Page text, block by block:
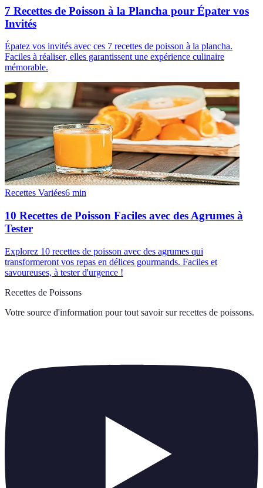
7 Recettes de Poisson à la Plancha pour Épater vos
Invités
Épatez vos invités avec ces 7 recettes de poisson à la plancha.
Faciles à réaliser, elles garantissent une expérience culinaire
mémorable.
Recettes Variées6 min
10 Recettes de Poisson Faciles avec des Agrumes à
Tester
Explorez 10 recettes de poisson avec des agrumes qui
transformeront vos repas en délices gourmands. Faciles et
savoureuses, à tester d'urgence !
Recettes de Poissons
Votre source d'information pour tout savoir sur recettes de poissons.